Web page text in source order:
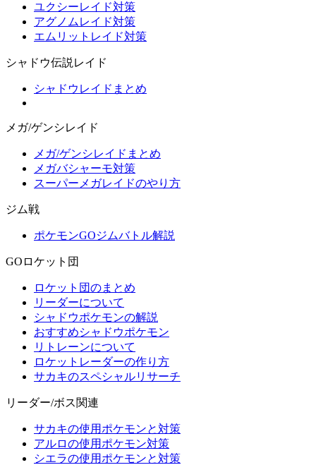
ユクシーレイド対策
アグノムレイド対策
エムリットレイド対策
シャドウ伝説レイド
シャドウレイドまとめ
メガ/ゲンシレイド
メガ/ゲンシレイドまとめ
メガバシャーモ対策
スーパーメガレイドのやり方
ジム戦
ポケモンGOジムバトル解説
GOロケット団
ロケット団のまとめ
リーダーについて
シャドウポケモンの解説
おすすめシャドウポケモン
リトレーンについて
ロケットレーダーの作り方
サカキのスペシャルリサーチ
リーダー/ボス関連
サカキの使用ポケモンと対策
アルロの使用ポケモン対策
シエラの使用ポケモンと対策